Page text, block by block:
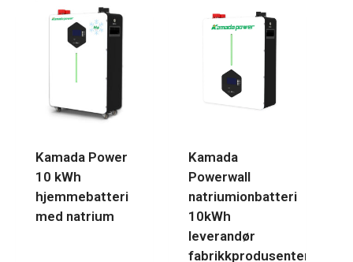
Kamada Power
10 kWh
hjemmebatteri
med natrium
Kamada
Powerwall
natriumionbatteri
10kWh
leverandør
fabrikkprodusenter